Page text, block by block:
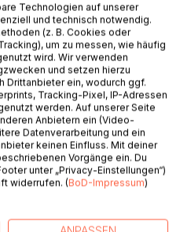
Technologien auf unserer
und technisch notwendig.
(z. B. Cookies oder
um zu messen, wie häufig
wird. Wir verwenden
und setzen hierzu
Drittanbieter ein, wodurch ggf.
Tracking-Pixel, IP-Adressen
werden. Auf unserer Seite
Anbietern ein (Video-
Datenverarbeitung und ein
keinen Einfluss. Mit deiner
Vorgänge ein. Du
unter „Privacy-Einstellungen“)
widerrufen. (BoD-Impressum)